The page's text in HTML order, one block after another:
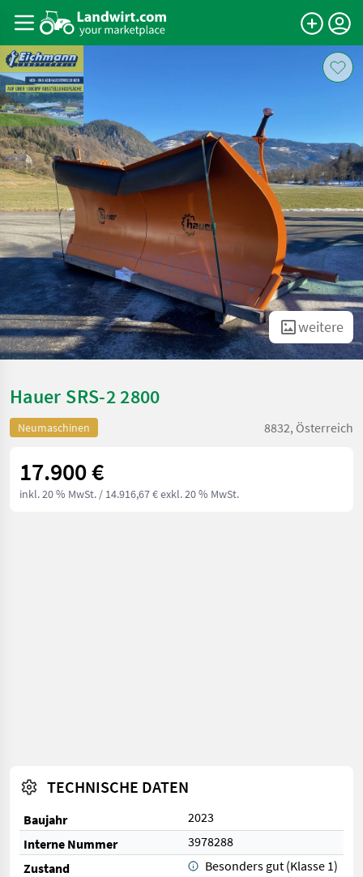
weitere
Hauer SRS-2 2800
Neumaschinen 8832, Österreich
17.900 €
inkl. 20 % MwSt. / 14.916,67 € exkl. 20 % MwSt.
TECHNISCHE DATEN
Baujahr
2023
Interne Nummer
3978288
Zustand
Besonders gut (Klasse 1)